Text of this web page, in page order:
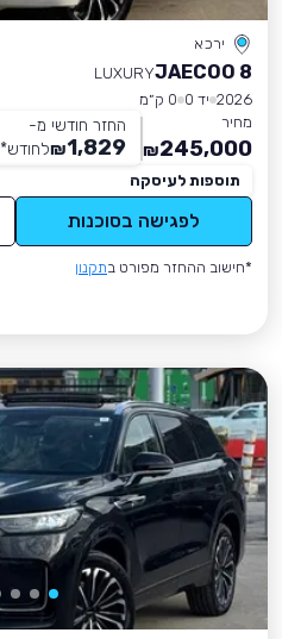
ירכא
JAECOO 8
LUXURY
2026 יד 0
0 ק״מ
מחיר
245,000
₪
החזר חודשי מ-
1,829
₪לחודש*
תוספות לעיסקה
לפגישה בסוכנות
*חישוב ההחזר מפורט בתקנון